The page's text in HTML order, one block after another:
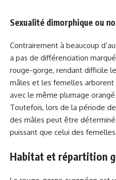
Sexualité dimorphique ou
Contrairement à beaucoup
a pas de différenciation
rouge-gorge, rendant difficile
mâles et les femelles arborent
avec le même plumage
Toutefois, lors de la période
des mâles peut être
puissant que celui des
Habitat et répartition